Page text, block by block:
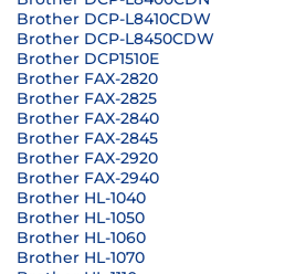
Brother DCP-L8410CDW
Brother DCP-L8450CDW
Brother DCP1510E
Brother FAX-2820
Brother FAX-2825
Brother FAX-2840
Brother FAX-2845
Brother FAX-2920
Brother FAX-2940
Brother HL-1040
Brother HL-1050
Brother HL-1060
Brother HL-1070